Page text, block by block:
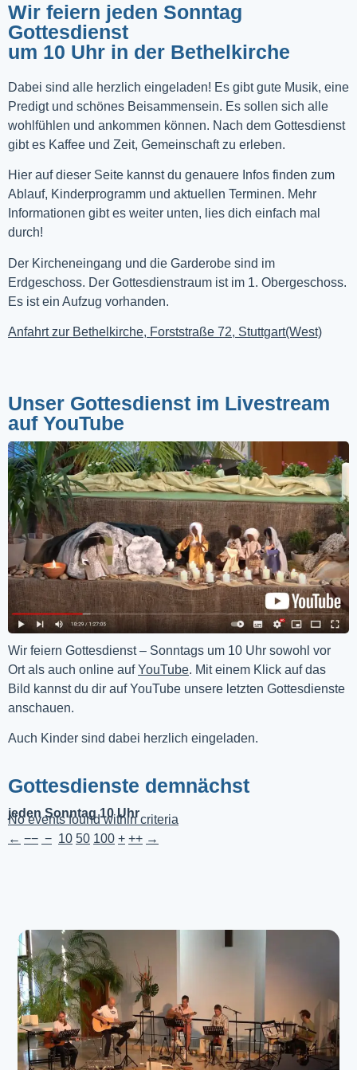
Wir feiern jeden Sonntag
Gottesdienst
um 10 Uhr in der Bethelkirche
Dabei sind alle herzlich eingeladen! Es gibt gute Musik, eine
Predigt und schönes Beisammensein. Es sollen sich alle
wohlfühlen und ankommen können. Nach dem Gottesdienst
gibt es Kaffee und Zeit, Gemeinschaft zu erleben.
Hier auf dieser Seite kannst du genauere Infos finden zum
Ablauf, Kinderprogramm und aktuellen Terminen. Mehr
Informationen gibt es weiter unten, lies dich einfach mal
durch!
Der Kircheneingang und die Garderobe sind im
Erdgeschoss. Der Gottesdienstraum ist im 1. Obergeschoss.
Es ist ein Aufzug vorhanden.
Anfahrt zur Bethelkirche, Forststraße 72, Stuttgart(West)
Unser Gottesdienst im Livestream
auf YouTube
Wir feiern Gottesdienst – Sonntags um 10 Uhr sowohl vor
Ort als auch online auf YouTube. Mit einem Klick auf das
Bild kannst du dir auf YouTube unsere letzten Gottesdienste
anschauen.
Auch Kinder sind dabei herzlich eingeladen.
Gottesdienste demnächst
jeden Sonntag 10 Uhr
No events found within criteria
← −− − 10 50 100 + ++ →